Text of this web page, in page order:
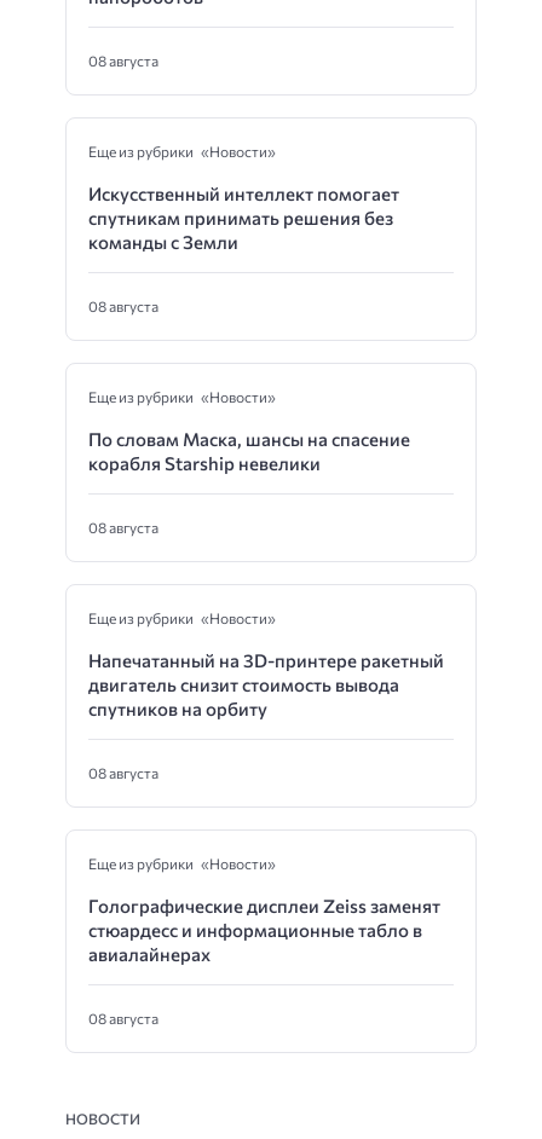
08 августа
Еще из рубрики «Новости»
Искусственный интеллект помогает
спутникам принимать решения без
команды с Земли
08 августа
Еще из рубрики «Новости»
По словам Маска, шансы на спасение
корабля Starship невелики
08 августа
Еще из рубрики «Новости»
Напечатанный на 3D-принтере ракетный
двигатель снизит стоимость вывода
спутников на орбиту
08 августа
Еще из рубрики «Новости»
Голографические дисплеи Zeiss заменят
стюардесс и информационные табло в
авиалайнерах
08 августа
НОВОСТИ